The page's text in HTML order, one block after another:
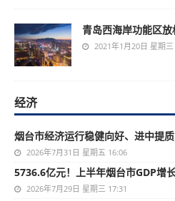
青岛西海岸功能区
2021年1月20日 星期
经济
烟台市经济运行稳健向好、进中提质
2026年7月31日 星期五 16:06
5736.6亿元！上半年烟台市GDP增
2026年7月29日 星期三 17:31